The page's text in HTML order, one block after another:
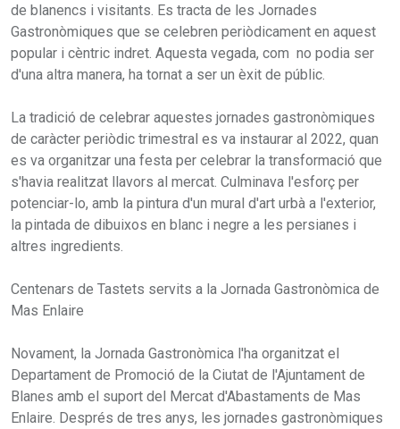
de blanencs i visitants. Es tracta de les Jornades
Gastronòmiques que se celebren periòdicament en aquest
popular i cèntric indret. Aquesta vegada, com no podia ser
d'una altra manera, ha tornat a ser un èxit de públic.
La tradició de celebrar aquestes jornades gastronòmiques
de caràcter periòdic trimestral es va instaurar al 2022, quan
es va organitzar una festa per celebrar la transformació que
s'havia realitzat llavors al mercat. Culminava l'esforç per
potenciar-lo, amb la pintura d'un mural d'art urbà a l'exterior,
la pintada de dibuixos en blanc i negre a les persianes i
altres ingredients.
Centenars de Tastets servits a la Jornada Gastronòmica de
Mas Enlaire
Novament, la Jornada Gastronòmica l'ha organitzat el
Departament de Promoció de la Ciutat de l'Ajuntament de
Blanes amb el suport del Mercat d'Abastaments de Mas
Enlaire. Després de tres anys, les jornades gastronòmiques